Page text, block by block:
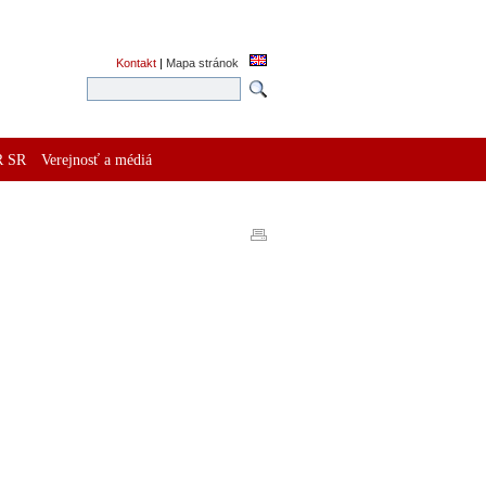
Kontakt | Mapa stránok
SR Verejnosť a médiá